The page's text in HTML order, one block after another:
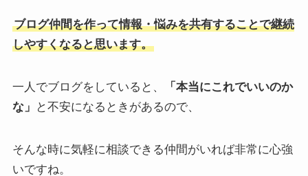
ブログ仲間を作って情報・悩みを共有することで継続
しやすくなると思います。
一人でブログをしていると、
「本当にこれでいいのか
な」
と不安になるときがあるので、
そんな時に気軽に相談できる仲間がいれば非常に心強
いですね。